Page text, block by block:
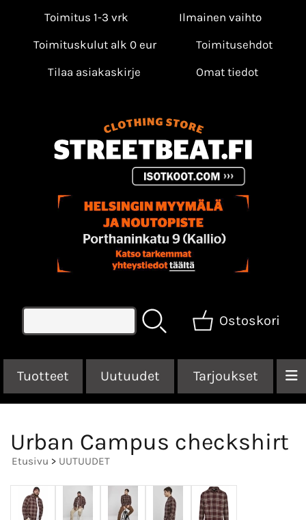
Toimitus 1-3 vrk
Ilmainen vaihto
Toimituskulut alk 0 eur
Toimitusehdot
Tilaa asiakaskirje
Omat tiedot
Ostoskori
Tuotteet Uutuudet Tarjoukset
Urban Campus checkshirt
Etusivu > UUTUUDET